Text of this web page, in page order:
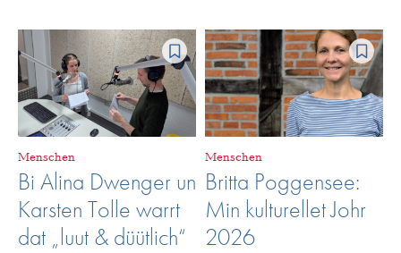
Menschen
Bi Alina Dwenger un
Karsten Tolle warrt
dat „luut & düütlich“
Menschen
Britta Poggensee:
Min kulturellet Johr
2026